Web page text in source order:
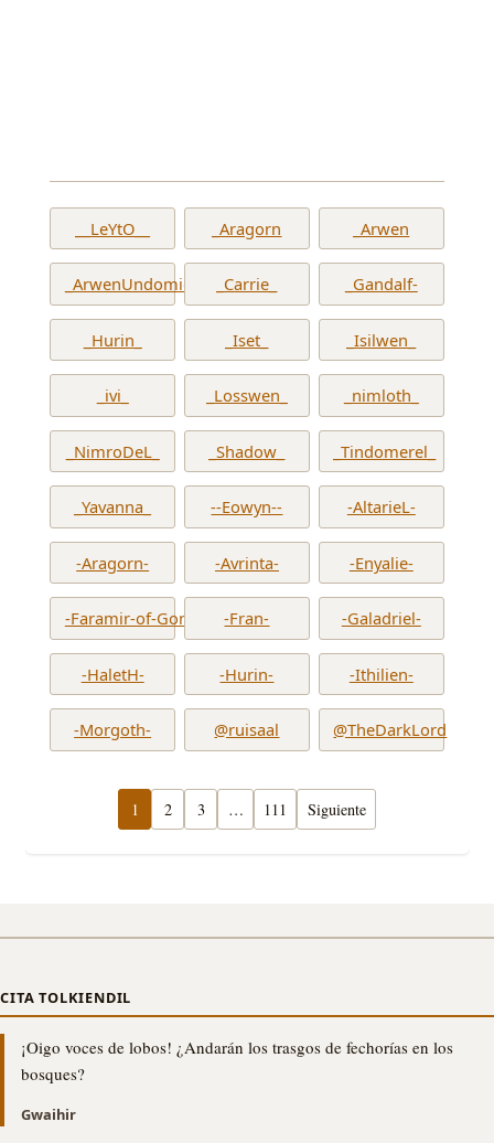
__LeYtO__ _Aragorn _Arwen
_ArwenUndomiel_ _Carrie_ _Gandalf-
_Hurin_ _Iset_ _Isilwen_
_ivi_ _Losswen_ _nimloth_
_NimroDeL_ _Shadow_ _Tindomerel_
_Yavanna_ --Eowyn-- -AltarieL-
-Aragorn- -Avrinta- -Enyalie-
-Faramir-of-Gondor- -Fran- -Galadriel-
-HaletH- -Hurin- -Ithilien-
-Morgoth- @ruisaal @TheDarkLord
1 2 3 … 111 Siguiente
CITA TOLKIENDIL
¡Oigo voces de lobos! ¿Andarán los trasgos de fechorías en los
bosques?
Gwaihir